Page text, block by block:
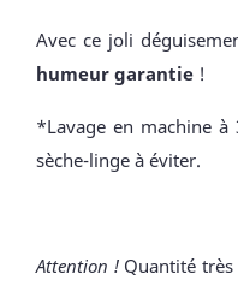
Avec ce joli
humeur garantie !
*Lavage en machine à
sèche-linge à éviter.
Attention !Quantité très